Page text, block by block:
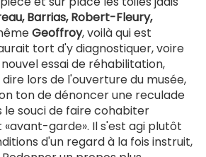
Barrias, Robert-Fleury,
Geoffroy, voilà qui est
tort d'y diagnostiquer, voire
essai de réhabilitation,
lors de l'ouverture du musée,
ton de dénoncer une reculade
souci de faire cohabiter
garde». Il s'est agi plutôt
d'un regard à la fois instruit,